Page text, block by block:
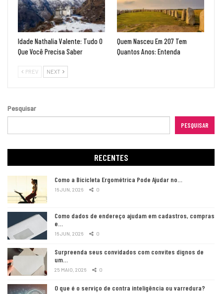
Idade Nathalia Valente: Tudo O
Que Você Precisa Saber
Quem Nasceu Em 207 Tem
Quantos Anos: Entenda
PREV NEXT
Pesquisar
PESQUISAR
RECENTES
Como a Bicicleta Ergométrica Pode Ajudar no…
16 JUN, 2026 0
Como dados de endereço ajudam em cadastros, compras
e…
16 JUN, 2026 0
Surpreenda seus convidados com convites dignos de
um…
25 MAIO, 2026 0
O que é o serviço de contra inteligência ou varredura?